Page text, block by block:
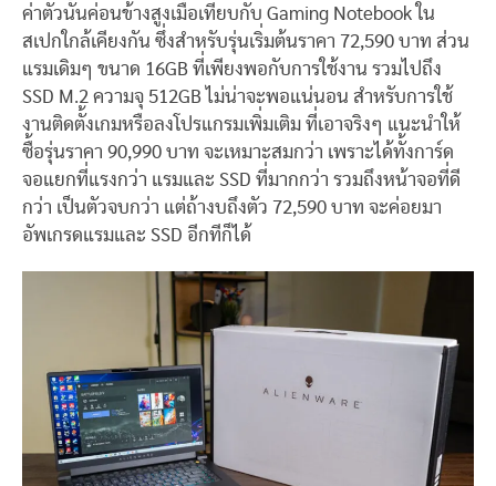
ค่าตัวนั้นค่อนข้างสูงเมื่อเทียบกับ Gaming Notebook ใน
สเปกใกล้เคียงกัน ซึ่งสำหรับรุ่นเริ่มต้นราคา 72,590 บาท ส่วน
แรมเดิมๆ ขนาด 16GB ที่เพียงพอกับการใช้งาน รวมไปถึง
SSD M.2 ความจุ 512GB ไม่น่าจะพอแน่นอน สำหรับการใช้
งานติดตั้งเกมหรือลงโปรแกรมเพิ่มเติม ที่เอาจริงๆ แนะนำให้
ซื้อรุ่นราคา 90,990 บาท จะเหมาะสมกว่า เพราะได้ทั้งการ์ด
จอแยกที่แรงกว่า แรมและ SSD ที่มากกว่า รวมถึงหน้าจอที่ดี
กว่า เป็นตัวจบกว่า แต่ถ้างบถึงตัว 72,590 บาท จะค่อยมา
อัพเกรดแรมและ SSD อีกทีก็ได้